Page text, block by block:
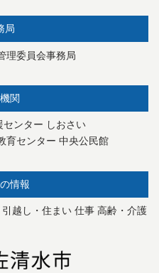
局
理委員会事務局
関
センター しおさい
育センター 中央公民館
情報
引越し・住まい 仕事 高齢・介護